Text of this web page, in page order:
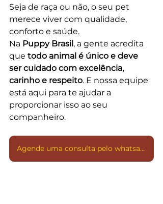
Seja de raça ou não, o seu pet
merece viver com qualidade,
conforto e saúde.
Na Puppy Brasil, a gente acredita
que todo animal é único e deve
ser cuidado com excelência,
carinho e respeito. E nossa equipe
está aqui para te ajudar a
proporcionar isso ao seu
companheiro.
Agende uma consulta pelo whatsapp